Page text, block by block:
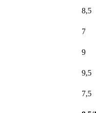
8,5
7
9
9,5
7,5